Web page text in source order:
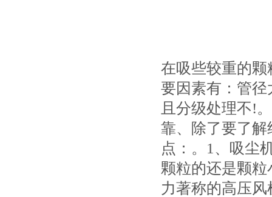
在吸些较重的
要因素有：管
且分级处理不!
靠、除了要了
点：。1、吸尘
颗粒的还是颗
力著称的高压